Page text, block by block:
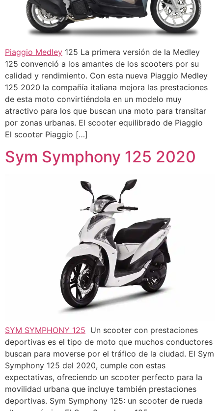
Piaggio Medley 125 La primera versión de la Medley
125 convenció a los amantes de los scooters por su
calidad y rendimiento. Con esta nueva Piaggio Medley
125 2020 la compañía italiana mejora las prestaciones
de esta moto convirtiéndola en un modelo muy
atractivo para los que buscan una moto para transitar
por zonas urbanas. El scooter equilibrado de Piaggio
El scooter Piaggio […]
Sym Symphony 125 2020
SYM SYMPHONY 125 Un scooter con prestaciones
deportivas es el tipo de moto que muchos conductores
buscan para moverse por el tráfico de la ciudad. El Sym
Symphony 125 del 2020, cumple con estas
expectativas, ofreciendo un scooter perfecto para la
movilidad urbana que incluye también prestaciones
deportivas. Sym Symphony 125: un scooter de rueda